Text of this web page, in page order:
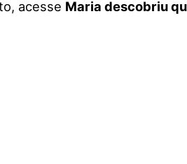
acesse Maria descobriu